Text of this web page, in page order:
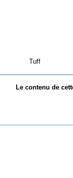
Tuff
Le contenu de